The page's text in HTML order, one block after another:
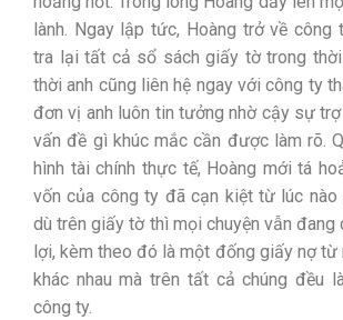
lành. Ngay lập tức, Hoàng trở về công
tra lại tất cả sổ sách giấy tờ trong thời
thời anh cũng liên hệ ngay với công ty
đơn vị anh luôn tin tưởng nhờ cậy sự
vấn đề gì khúc mắc cần được làm rõ.
hình tài chính thực tế, Hoàng mới tá
vốn của công ty đã cạn kiệt từ lúc nào
dù trên giấy tờ thì mọi chuyện vẫn đang
lợi, kèm theo đó là một đống giấy nợ từ
khác nhau mà trên tất cả chúng đều
công ty.